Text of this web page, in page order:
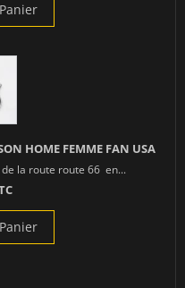
HOME FEMME FAN USA
la route route 66 en...